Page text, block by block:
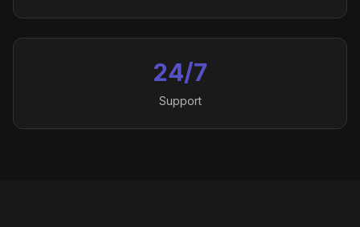
24/7
Support